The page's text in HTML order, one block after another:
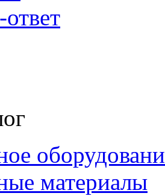
материалы